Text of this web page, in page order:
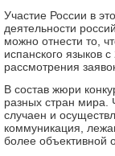
Участие России в
деятельности
можно отнести то,
испанского языков
рассмотрения
В состав жюри
разных стран
случаен и
коммуникация,
более объективной